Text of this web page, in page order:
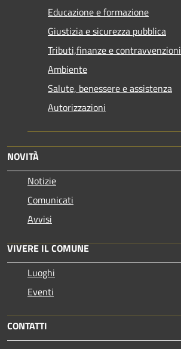
Educazione e formazione
Giustizia e sicurezza pubblica
Tributi,finanze e contravvenzioni
Ambiente
Salute, benessere e assistenza
Autorizzazioni
NOVITÀ
Notizie
Comunicati
Avvisi
VIVERE IL COMUNE
Luoghi
Eventi
CONTATTI